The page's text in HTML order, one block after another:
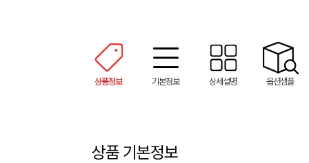
상품정보 기본정보 상세설명 옵션샘플
상품 기본정보